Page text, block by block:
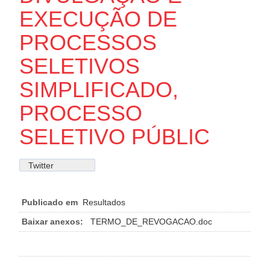
EXECUÇÃO DE
PROCESSOS
SELETIVOS
SIMPLIFICADO,
PROCESSO
SELETIVO PÚBLIC
Twitter
Publicado em Resultados
Baixar anexos:
TERMO_DE_REVOGACAO.doc